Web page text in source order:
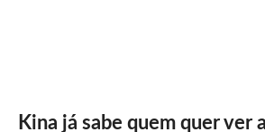
Kina já sabe quem quer ver